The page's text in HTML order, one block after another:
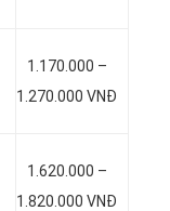
1.170.000 –
1.270.000 VNĐ
1.620.000 –
1.820.000 VNĐ